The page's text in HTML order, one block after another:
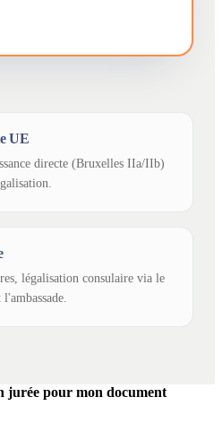
UE
directe (Bruxelles IIa/IIb)
légalisation consulaire via le
jurée pour mon document